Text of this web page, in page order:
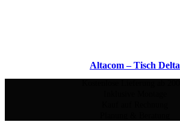
Altacom – Tisch Delta